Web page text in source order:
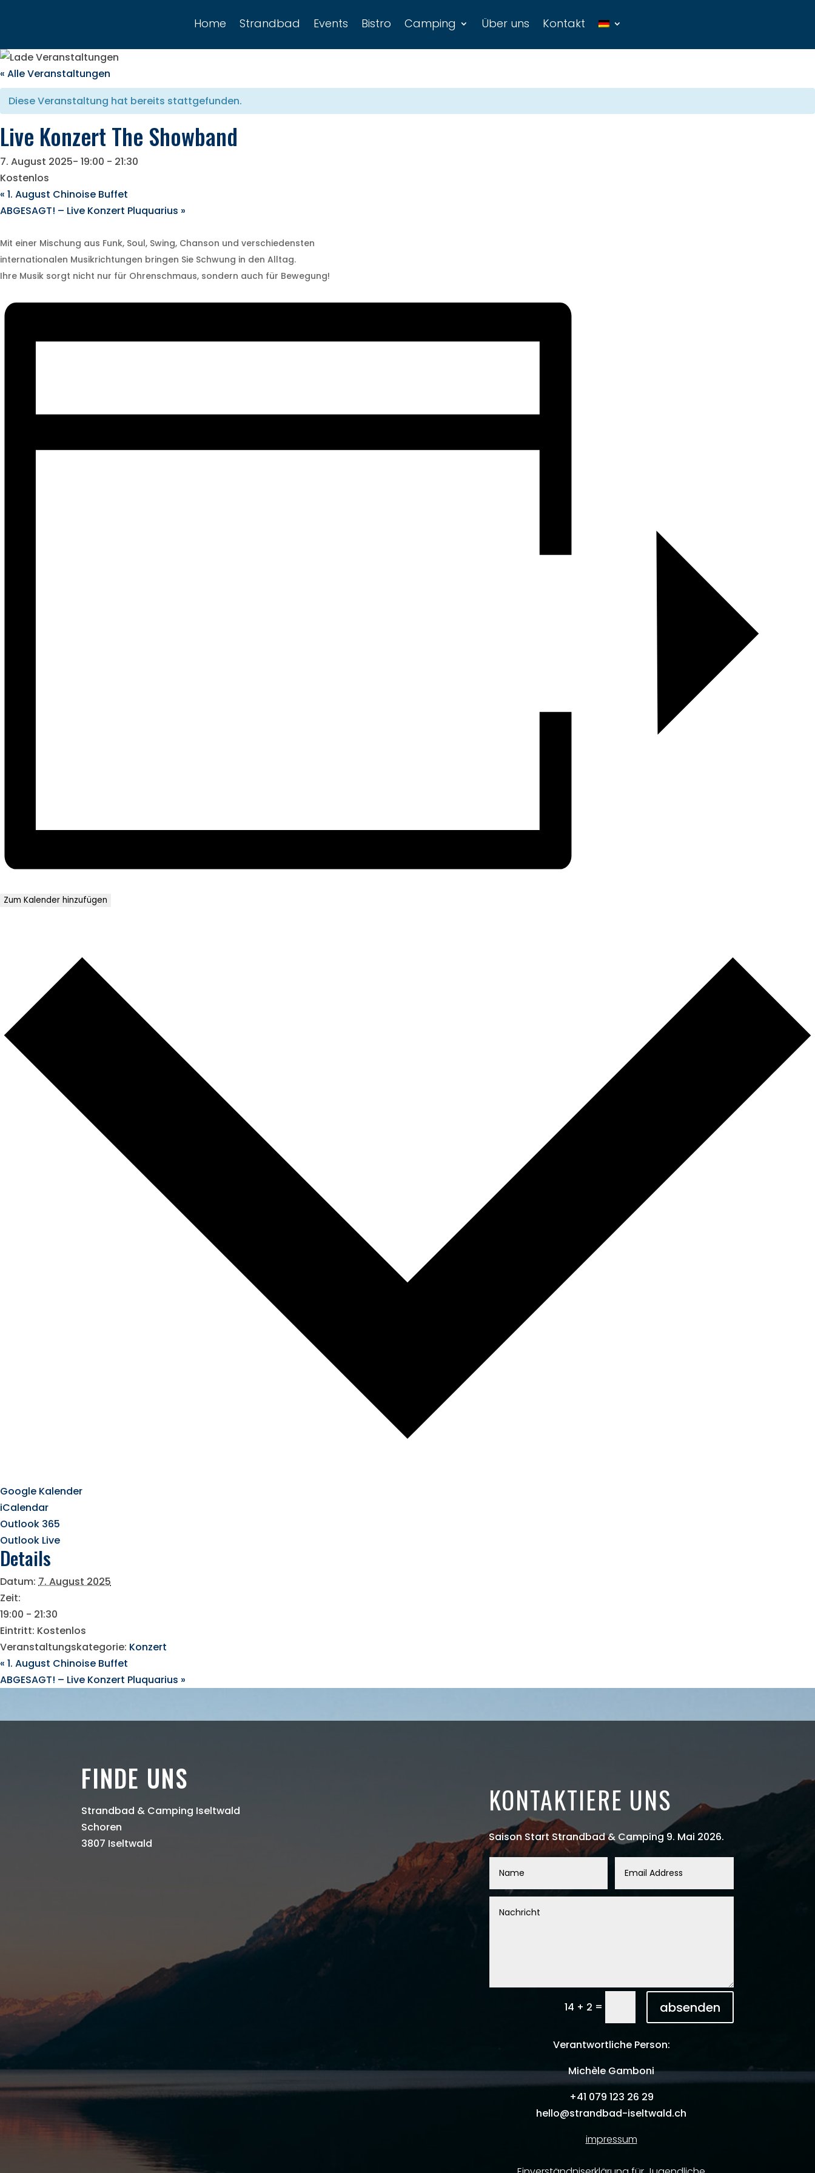
Home Strandbad Events Bistro Camping Über uns Kontakt
« Alle Veranstaltungen
Diese Veranstaltung hat bereits stattgefunden.
Live Konzert The Showband
7. August 2025- 19:00 - 21:30
Kostenlos
« 1. August Chinoise Buffet
ABGESAGT! – Live Konzert Pluquarius »
Mit einer Mischung aus Funk, Soul, Swing, Chanson und verschiedensten
internationalen Musikrichtungen bringen Sie Schwung in den Alltag.
Ihre Musik sorgt nicht nur für Ohrenschmaus, sondern auch für Bewegung!
Zum Kalender hinzufügen
Google Kalender
iCalendar
Outlook 365
Outlook Live
Details
Datum: 7. August 2025
Zeit:
19:00 - 21:30
Eintritt: Kostenlos
Veranstaltungskategorie: Konzert
« 1. August Chinoise Buffet
ABGESAGT! – Live Konzert Pluquarius »
FINDE UNS
Strandbad & Camping Iseltwald
Schoren
3807 Iseltwald
KONTAKTIERE UNS
Saison Start Strandbad & Camping 9. Mai 2026.
14 + 2 = absenden
Verantwortliche Person:
Michèle Gamboni
+41 079 123 26 29
hello@strandbad-iseltwald.ch
impressum